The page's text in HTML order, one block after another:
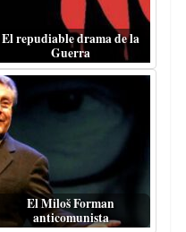
El repudiable drama de la
Guerra
El Miloš Forman
anticomunista